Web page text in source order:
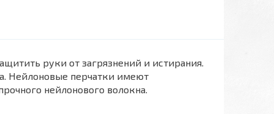
руки от загрязнений и истирания.
Нейлоновые перчатки имеют
нейлонового волокна.